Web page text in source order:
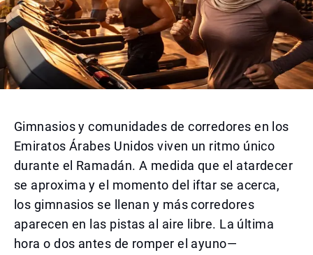
Gimnasios y comunidades de corredores en los
Emiratos Árabes Unidos viven un ritmo único
durante el Ramadán. A medida que el atardecer
se aproxima y el momento del iftar se acerca,
los gimnasios se llenan y más corredores
aparecen en las pistas al aire libre. La última
hora o dos antes de romper el ayuno—